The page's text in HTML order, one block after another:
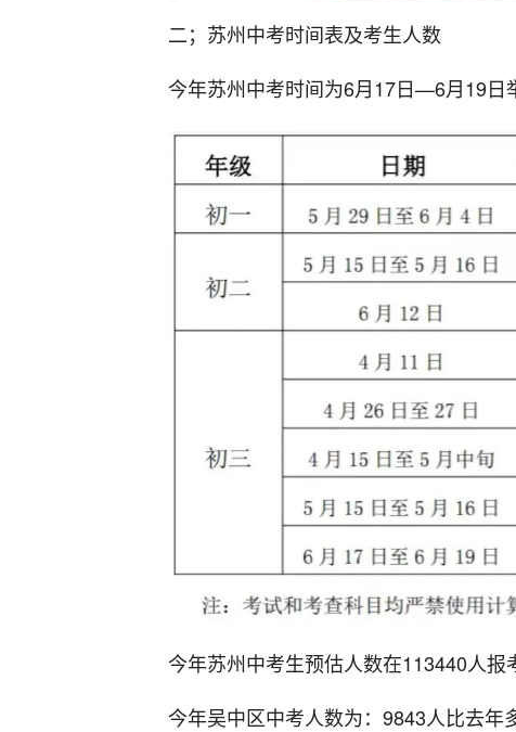
二；苏州中考时间表及考生人数
今年苏州中考时间为6月17日—6月19日
今年苏州中考生预估人数在113440人报
今年吴中区中考人数为：9843人比去年